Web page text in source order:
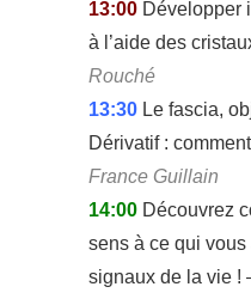
13:00 Développer
à l’aide des
Rouché
13:30 Le fascia,
Dérivatif :
France Guillain
14:00 Découvrez
sens à ce qui
signaux de la vie !